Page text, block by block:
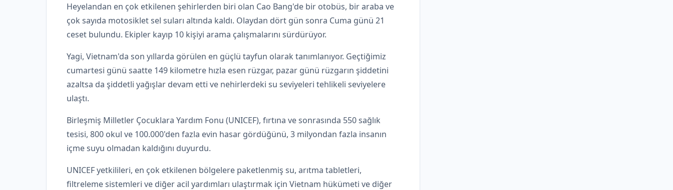
Heyelandan en çok etkilenen şehirlerden biri olan Cao Bang'de bir otobüs, bir araba ve
çok sayıda motosiklet sel suları altında kaldı. Olaydan dört gün sonra Cuma günü 21
ceset bulundu. Ekipler kayıp 10 kişiyi arama çalışmalarını sürdürüyor.
Yagi, Vietnam'da son yıllarda görülen en güçlü tayfun olarak tanımlanıyor. Geçtiğimiz
cumartesi günü saatte 149 kilometre hızla esen rüzgar, pazar günü rüzgarın şiddetini
azaltsa da şiddetli yağışlar devam etti ve nehirlerdeki su seviyeleri tehlikeli seviyelere
ulaştı.
Birleşmiş Milletler Çocuklara Yardım Fonu (UNICEF), fırtına ve sonrasında 550 sağlık
tesisi, 800 okul ve 100.000'den fazla evin hasar gördüğünü, 3 milyondan fazla insanın
içme suyu olmadan kaldığını duyurdu.
UNICEF yetkilileri, en çok etkilenen bölgelere paketlenmiş su, arıtma tabletleri,
filtreleme sistemleri ve diğer acil yardımları ulaştırmak için Vietnam hükümeti ve diğer